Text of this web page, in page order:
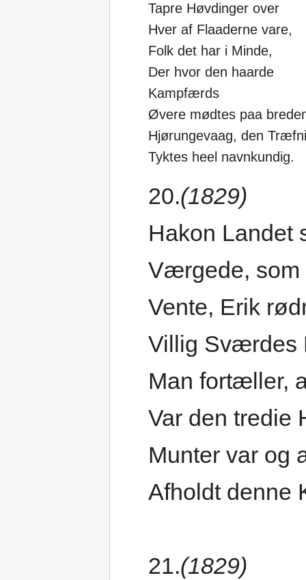
Tapre Høvdinger over
Hver af Flaaderne vare,
Folk det har i Minde,
Der hvor den haarde
Kampfærds
Øvere mødtes paa
Hjørungevaag, den
Tyktes heel navnkundig.
20.(1829)
Hakon Landet
Værgede, som
Vente, Erik
Villig Sværdes
Man fortæller,
Var den tredie
Munter var og
Afholdt denne
21.(1829)